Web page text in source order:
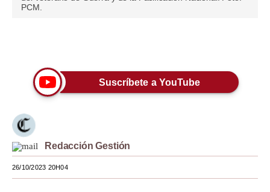
Editorial
Tendencias
Viajes
Moda
Estilos
PCM.
Suscríbete a YouTube
Redacción Gestión
26/10/2023 20H04